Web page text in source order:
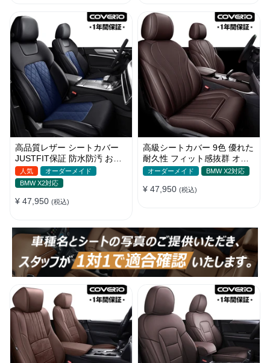
高品質レザー シートカバー
JUSTFIT保証 防水防汚 おし
ゃれ 全席セット オーダーメ
イド
人気
オーダーメイド
BMW X2対応
¥ 47,950 (税込)
高級シートカバー 9色 優れた
耐久性 フィット感抜群 オー
ダーメイド 防水レザー おし
オーダーメイド BMW X2対応
¥ 47,950 (税込)